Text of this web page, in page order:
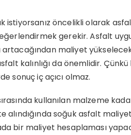
öncelikli olarak
gerekir. Asfalt
maliyet
kalınlığı da önemlidir.
sonuç iç açıcı olmaz.
kullanılan malzeme
alındığında soğuk asfalt
bir maliyet hesaplaması